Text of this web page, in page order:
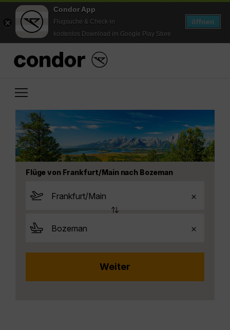
Condor App
Flugsuche & Check-in
kostenlos Download im Google Play Store
öffnen
Flüge von Frankfurt/Main nach Bozeman